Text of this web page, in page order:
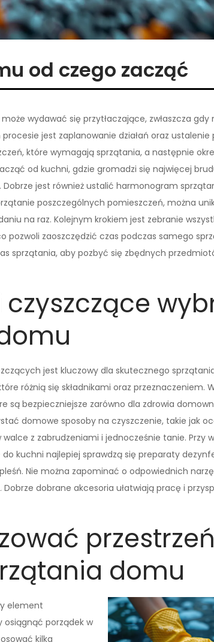
od czego zacząć
wydawać się przytłaczające, zwłaszcza gdy
jest zaplanowanie działań oraz
które wymagają sprzątania, a następnie
od kuchni, gdzie gromadzi się najwięcej
Dobrze jest również ustalić harmonogram
poszczególnych pomieszczeń, można
na raz. Kolejnym krokiem jest zebranie
pozwoli zaoszczędzić czas podczas samego
sprzątania, aby pozbyć się zbędnych
czyszczące
jest kluczowy dla skutecznego
różnią się składnikami oraz przeznaczeniem.
są bezpieczniejsze zarówno dla zdrowia
domowe sposoby na czyszczenie, takie jak
z zabrudzeniami i jednocześnie tanie. Przy
kuchni najlepiej sprawdzą się preparaty
Nie można zapominać o odpowiednich
dobrane akcesoria ułatwiają pracę i
przestrzeń
domu
element
osiągnąć porządek w
kilka